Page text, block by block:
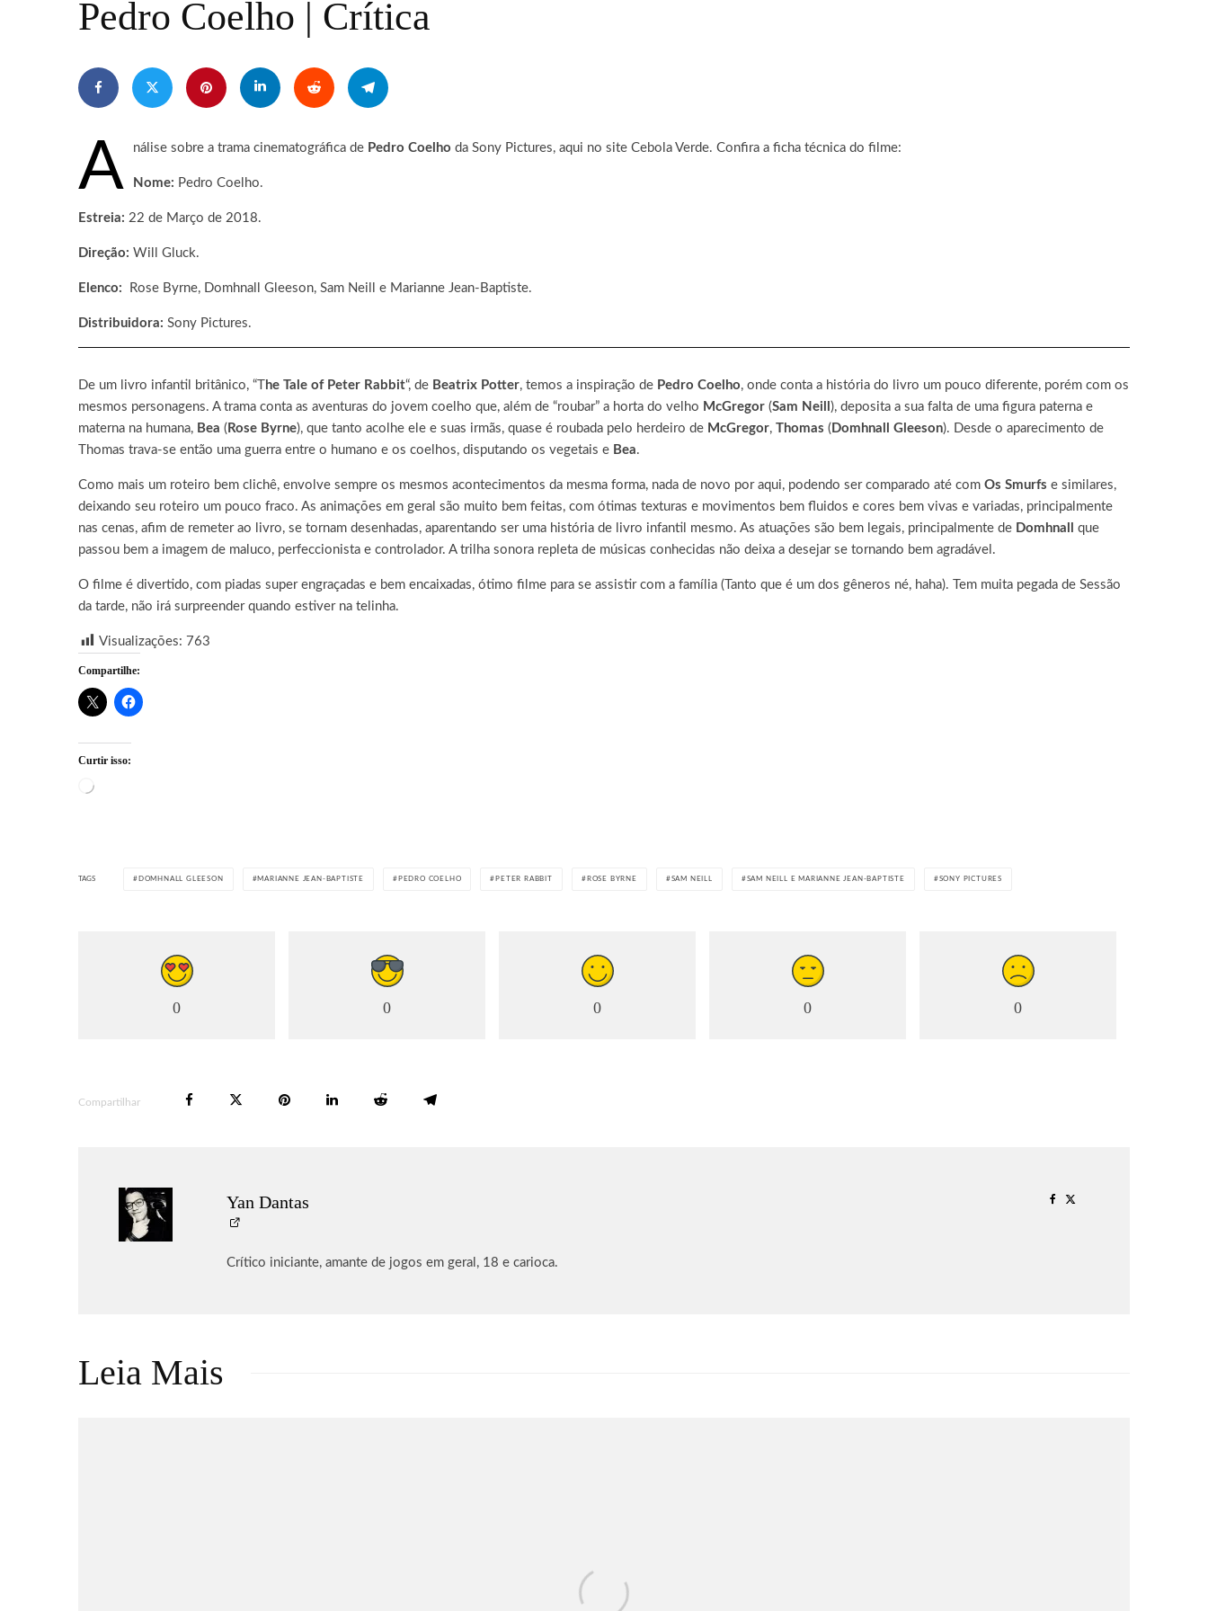
Pedro Coelho | Crítica
A nálise sobre a trama cinematográfica de Pedro Coelho da Sony Pictures, aqui no site Cebola Verde. Confira a ficha técnica do filme:
Nome: Pedro Coelho.
Estreia: 22 de Março de 2018.
Direção: Will Gluck.
Elenco: Rose Byrne, Domhnall Gleeson, Sam Neill e Marianne Jean-Baptiste.
Distribuidora: Sony Pictures.
De um livro infantil britânico, “T he Tale of Peter Rabbit“, de Beatrix Potter, temos a inspiração de Pedro Coelho, onde conta a história do livro um pouco diferente, porém com os
mesmos personagens. A trama conta as aventuras do jovem coelho que, além de “roubar” a horta do velho McGregor (Sam Neill ), deposita a sua falta de uma figura paterna e
materna na humana, Bea ( Rose Byrne), que tanto acolhe ele e suas irmãs, quase é roubada pelo herdeiro de McGregor, Thomas ( Domhnall Gleeson). Desde o aparecimento de
Thomas trava-se então uma guerra entre o humano e os coelhos, disputando os vegetais e Bea.
Como mais um roteiro bem clichê, envolve sempre os mesmos acontecimentos da mesma forma, nada de novo por aqui, podendo ser comparado até com Os Smurfs e similares,
deixando seu roteiro um pouco fraco. As animações em geral são muito bem feitas, com ótimas texturas e movimentos bem fluidos e cores bem vivas e variadas, principalmente
nas cenas, afim de remeter ao livro, se tornam desenhadas, aparentando ser uma história de livro infantil mesmo. As atuações são bem legais, principalmente de Domhnall
que
passou bem a imagem de maluco, perfeccionista e controlador. A trilha sonora repleta de músicas conhecidas não deixa a desejar se tornando bem agradável.
O filme é divertido, com piadas super engraçadas e bem encaixadas, ótimo filme para se assistir com a família (Tanto que é um dos gêneros né, haha). Tem muita pegada de Sessão
da tarde, não irá surpreender quando estiver na telinha.
Visualizações: 763
Compartilhe:
Curtir isso:
Carregando...
TAGS DOMHNALL GLEESON MARIANNE JEAN-BAPTISTE PEDRO COELHO PETER RABBIT ROSE BYRNE SAM NEILL SAM NEILL E MARIANNE JEAN-BAPTISTE SONY PICTURES
0 0 0 0 0
Compartilhar
Yan Dantas
Crítico iniciante, amante de jogos em geral, 18 e carioca.
Leia Mais